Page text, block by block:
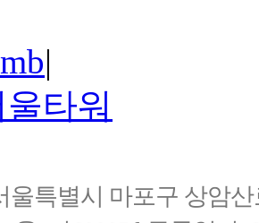
|
타워
울특별시 마포구 상암